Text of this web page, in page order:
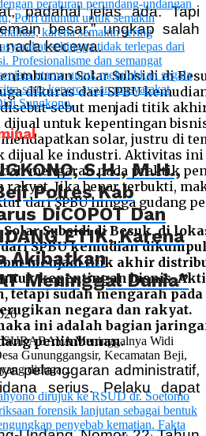
padahal jelas ada. Tapi
besar,” ungkap salah
nada kecewa.
Solar Subsidi di Besuk, di
SPBU kemudian
menjadi titik akhir
kepentingan bisnis.
tetapi sudah mengarah
negara dan rakyat.
ini adalah bagian
penimbunan.
pelanggaran administratif,
serius. Pelaku dapat
S.H., M.H.,
Polres Kab
DiCOPOT Dan
ETIK, Karena
Akibatkan
Meninggal Dunia”
Meninggalnya Widi
Gununggangsir, Kecamatan Beji,
diduga...